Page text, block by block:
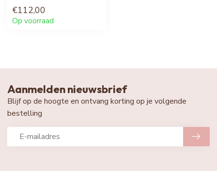
€112,00
Op voorraad
Aanmelden nieuwsbrief
Blijf op de hoogte en ontvang korting op je volgende
bestelling